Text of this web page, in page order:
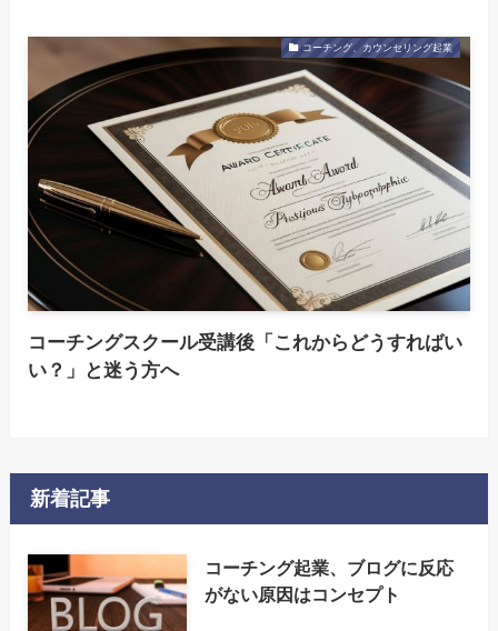
コーチング、カウンセリング起業
コーチングスクール受講後「これからどうすればい
い？」と迷う方へ
新着記事
コーチング起業、ブログに反応
がない原因はコンセプト